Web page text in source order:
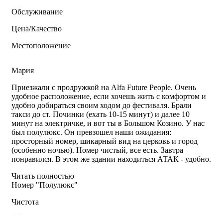
Обслуживание
Цена/Качество
Местоположение
Мария
Приезжали с продружкой на Alfa Future People. Очень
удобное расположение, если хочешь жить с комфортом и
удобно добираться своим ходом до фестиваля. Брали
такси до ст. Починки (ехать 10-15 минут) и далее 10
минут на электричке, и вот ты в Большом Козино. У нас
был полулюкс. Он превзошел наши ожидания:
просторный номер, шикарный вид на церковь и город
(особенно ночью). Номер чистый, все есть. Завтра
понравился. В этом же здании находиться АТАК - удобно.
Читать полностью
Номер "Полулюкс"
Чистота